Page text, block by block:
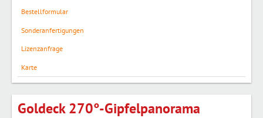
Bestellformular
Sonderanfertigungen
Lizenzanfrage
Karte
Goldeck 270°-Gipfelpanorama